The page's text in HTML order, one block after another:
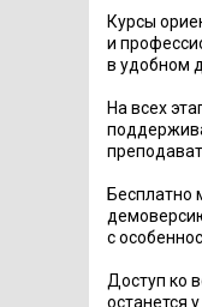
Курсы
и
в удобном
На всех
Бесплатно
с
Доступ ко
останется